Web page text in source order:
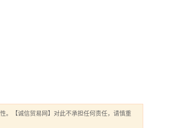
。【诚信贸易网】对此不承担任何责任，请慎重